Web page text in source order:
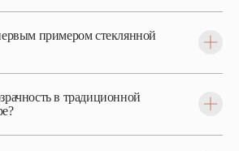
примером стеклянной
в традиционной